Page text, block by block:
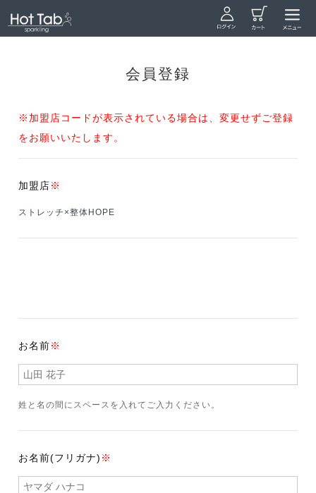
会員登録
※加盟店コードが表示されている場合は、変更せずご登録
をお願いいたします。
加盟店※
ストレッチ×整体HOPE
お名前※
姓と名の間にスペースを入れてご入力ください。
お名前(フリガナ) ※